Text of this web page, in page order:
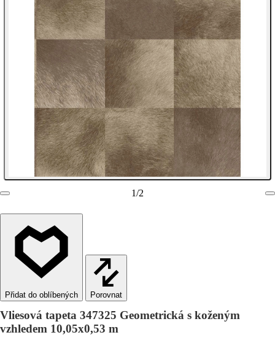
1/2
Porovnat
Vliesová tapeta 347325 Geometrická s koženým
vzhledem 10,05x0,53 m